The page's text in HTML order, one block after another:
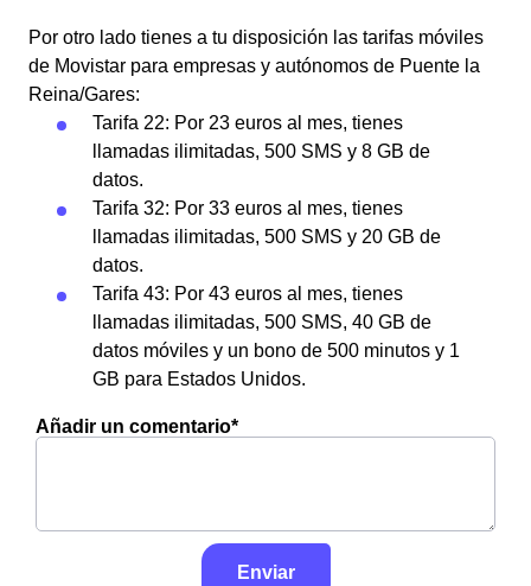
Por otro lado tienes a tu disposición las tarifas móviles
de Movistar para empresas y autónomos de Puente la
Reina/Gares:
Tarifa 22: Por 23 euros al mes, tienes
llamadas ilimitadas, 500 SMS y 8 GB de
datos.
Tarifa 32: Por 33 euros al mes, tienes
llamadas ilimitadas, 500 SMS y 20 GB de
datos.
Tarifa 43: Por 43 euros al mes, tienes
llamadas ilimitadas, 500 SMS, 40 GB de
datos móviles y un bono de 500 minutos y 1
GB para Estados Unidos.
Añadir un comentario*
Enviar